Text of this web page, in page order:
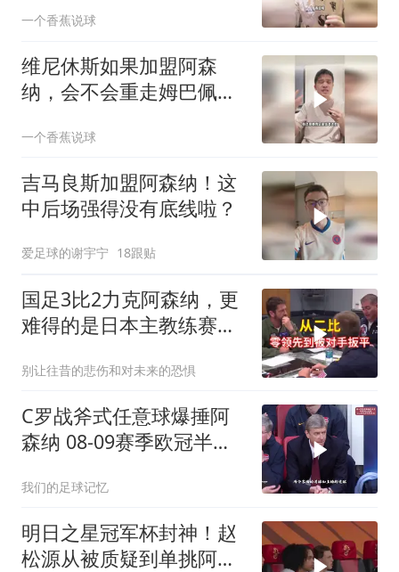
一个香蕉说球
维尼休斯如果加盟阿森
纳，会不会重走姆巴佩的
一个香蕉说球
吉马良斯加盟阿森纳！这
中后场强得没有底线啦？
爱足球的谢宇宁 18跟贴
国足3比2力克阿森纳，更
难得的是日本主教练赛后
别让往昔的悲伤和对未来的恐惧
C罗战斧式任意球爆捶阿
森纳 08-09赛季欧冠半决
我们的足球记忆
明日之星冠军杯封神！赵
松源从被质疑到单挑阿森